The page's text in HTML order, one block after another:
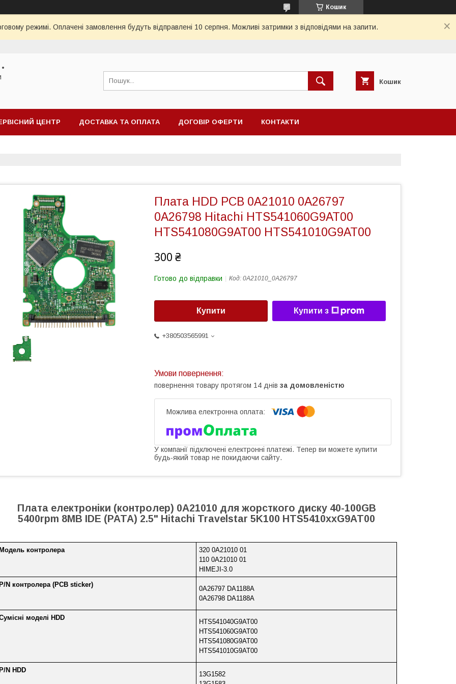
Кошик
режимі. Оплачені замовлення будуть відправлені 10 серпня. Можливі затримки з відповідями на запити.
Кошик
ЦЕНТР ДОСТАВКА ТА ОПЛАТА ДОГОВІР ОФЕРТИ КОНТАКТИ
Плата HDD PCB 0A21010 0A26797
0A26798 Hitachi HTS541060G9AT00
HTS541080G9AT00 HTS541010G9AT00
300 ₴
Готово до відправки Код: 0A21010_0A26797
Купити Купити з
+380503565991
повернення товару протягом 14 днів за домовленістю
У компанії підключені електронні платежі. Тепер ви можете купити
будь-який товар не покидаючи сайту.
Плата електроніки (контролер) 0A21010 для жорсткого диску 40-100GB
5400rpm 8MB IDE (PATA) 2.5" Hitachi Travelstar 5K100 HTS5410xxG9AT00
контролера
320 0A21010 01
110 0A21010 01
HIMEJI-3.0
N контролера (PCB sticker)
0A26797 DA1188A
0A26798 DA1188A
моделі HDD
HTS541040G9AT00
HTS541060G9AT00
HTS541080G9AT00
HTS541010G9AT00
N HDD
13G1582